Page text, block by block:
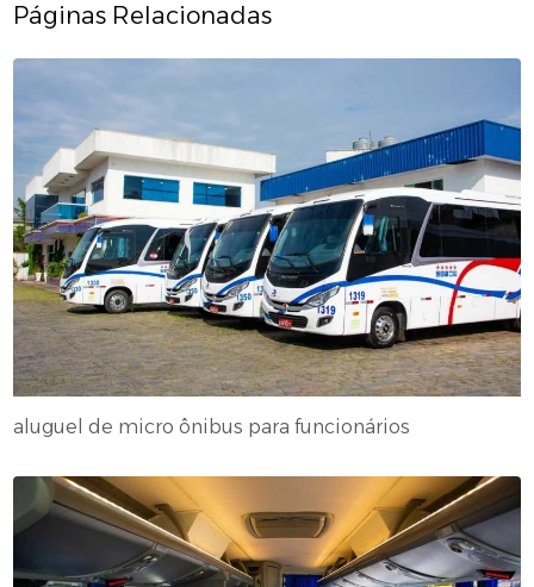
Páginas Relacionadas
aluguel de micro ônibus para funcionários